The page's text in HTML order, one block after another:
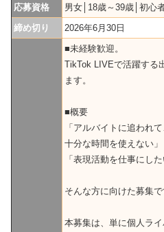
応募資格
男女│18歳～39歳│初心
締め切り
2026年6月30日
■未経験歓迎。
TikTok LIVEで活躍する
ます。
■概要
「アルバイトに追われ
十分な時間を使えない」
「表現活動を仕事にし
そんな方に向けた募集で
本募集は、単に個人ラ